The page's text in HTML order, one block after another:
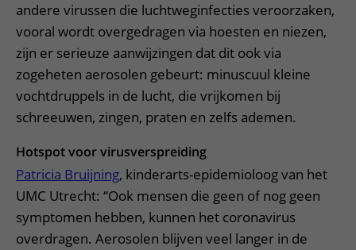
andere virussen die luchtweginfecties veroorzaken,
vooral wordt overgedragen via hoesten en niezen,
zijn er serieuze aanwijzingen dat dit ook via
zogeheten aerosolen gebeurt: minuscuul kleine
vochtdruppels in de lucht, die vrijkomen bij
schreeuwen, zingen, praten en zelfs ademen.
Hotspot voor virusverspreiding
Patricia Bruijning, kinderarts-epidemioloog van het
UMC Utrecht: “Ook mensen die geen of nog geen
symptomen hebben, kunnen het coronavirus
overdragen. Aerosolen blijven veel langer in de